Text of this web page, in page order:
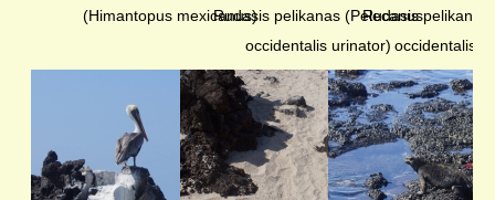
(Himantopus mexicanus)Rudasis pelikanas (Pelecanus
occidentalis urinator)
Rudasis pelikanas
occidentalis